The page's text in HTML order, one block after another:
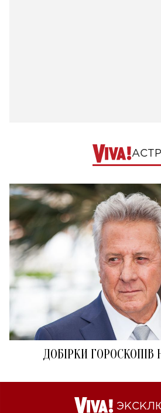
ДОБІРКИ ГОРОСКОПІВ